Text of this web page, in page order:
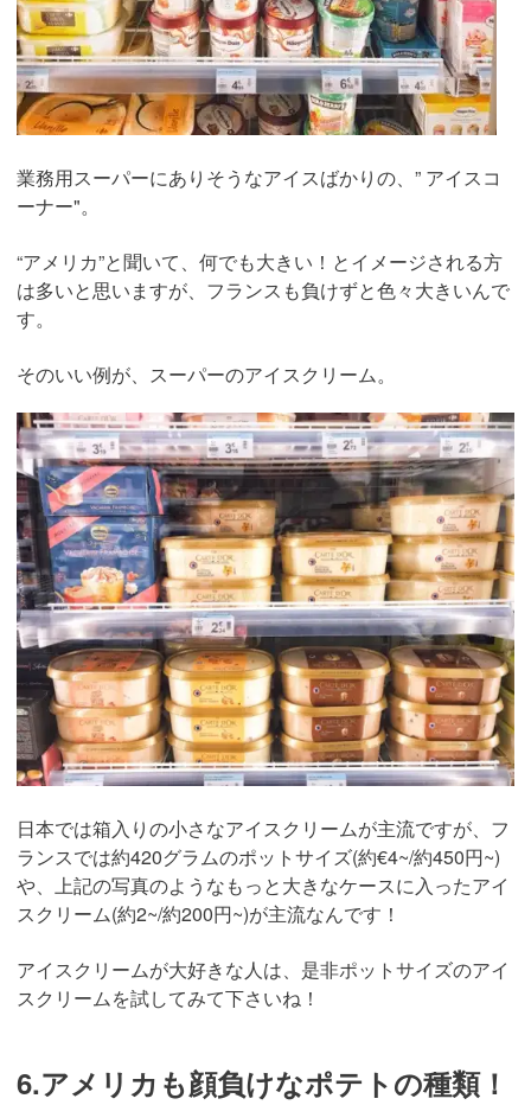
業務用スーパーにありそうなアイスばかりの、” アイスコ
ーナー"。
“アメリカ”と聞いて、何でも大きい！とイメージされる方
は多いと思いますが、フランスも負けずと色々大きいんで
す。
そのいい例が、スーパーのアイスクリーム。
日本では箱入りの小さなアイスクリームが主流ですが、フ
ランスでは約420グラムのポットサイズ(約€4~/約450円~)
や、上記の写真のようなもっと大きなケースに入ったアイ
スクリーム(約2~/約200円~)が主流なんです！
アイスクリームが大好きな人は、是非ポットサイズのアイ
スクリームを試してみて下さいね！
6.アメリカも顔負けなポテトの種類！